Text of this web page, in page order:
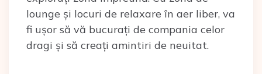
lounge și locuri de relaxare în aer liber, va
fi ușor să vă bucurați de compania celor
dragi și să creați amintiri de neuitat.